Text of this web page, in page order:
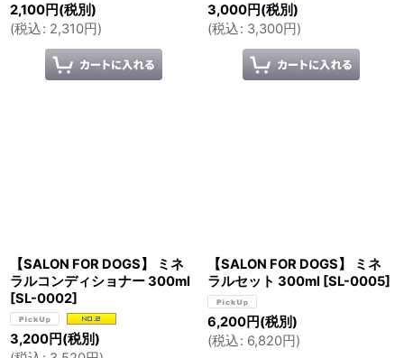
2,100円(税別)
(税込: 2,310円)
3,000円(税別)
(税込: 3,300円)
【SALON FOR DOGS】 ミネ
ラルコンディショナー 300ml
[SL-0002]
3,200円(税別)
【SALON FOR DOGS】 ミネ
ラルセット 300ml [SL-0005]
6,200円(税別)
(税込: 6,820円)